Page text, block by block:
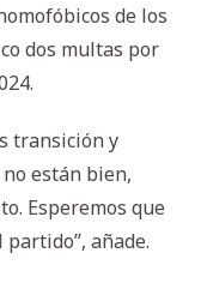
de los
dos multas por
transición y
no están bien,
Esperemos que
añade.